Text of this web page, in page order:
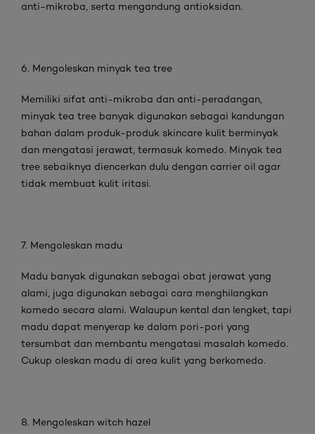
anti-mikroba, serta mengandung antioksidan.
6. Mengoleskan minyak tea tree
Memiliki sifat anti-mikroba dan anti-peradangan,
minyak tea tree banyak digunakan sebagai kandungan
bahan dalam produk-produk skincare kulit berminyak
dan mengatasi jerawat, termasuk komedo. Minyak tea
tree sebaiknya diencerkan dulu dengan carrier oil agar
tidak membuat kulit iritasi.
7. Mengoleskan madu
Madu banyak digunakan sebagai obat jerawat yang
alami, juga digunakan sebagai cara menghilangkan
komedo secara alami. Walaupun kental dan lengket, tapi
madu dapat menyerap ke dalam pori-pori yang
tersumbat dan membantu mengatasi masalah komedo.
Cukup oleskan madu di area kulit yang berkomedo.
8. Mengoleskan witch hazel